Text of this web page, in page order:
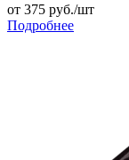
от 375 руб./шт
Подробнее